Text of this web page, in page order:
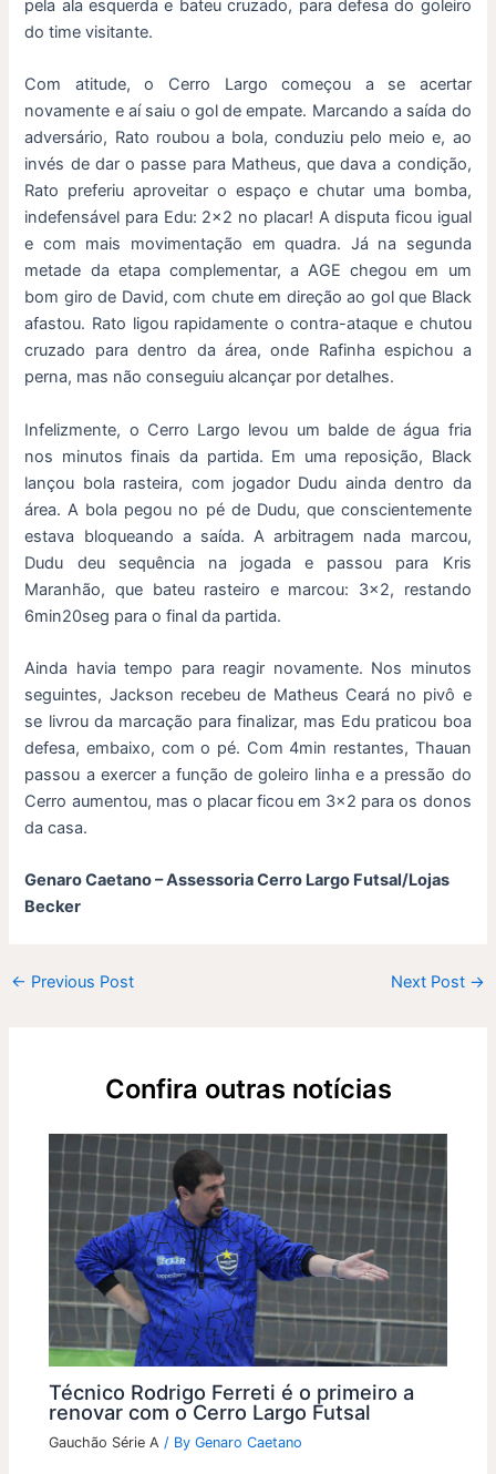
pela ala esquerda e bateu cruzado, para defesa do goleiro
do time visitante.
Com atitude, o Cerro Largo começou a se acertar
novamente e aí saiu o gol de empate. Marcando a saída do
adversário, Rato roubou a bola, conduziu pelo meio e, ao
invés de dar o passe para Matheus, que dava a condição,
Rato preferiu aproveitar o espaço e chutar uma bomba,
indefensável para Edu: 2×2 no placar! A disputa ficou igual
e com mais movimentação em quadra. Já na segunda
metade da etapa complementar, a AGE chegou em um
bom giro de David, com chute em direção ao gol que Black
afastou. Rato ligou rapidamente o contra-ataque e chutou
cruzado para dentro da área, onde Rafinha espichou a
perna, mas não conseguiu alcançar por detalhes.
Infelizmente, o Cerro Largo levou um balde de água fria
nos minutos finais da partida. Em uma reposição, Black
lançou bola rasteira, com jogador Dudu ainda dentro da
área. A bola pegou no pé de Dudu, que conscientemente
estava bloqueando a saída. A arbitragem nada marcou,
Dudu deu sequência na jogada e passou para Kris
Maranhão, que bateu rasteiro e marcou: 3×2, restando
6min20seg para o final da partida.
Ainda havia tempo para reagir novamente. Nos minutos
seguintes, Jackson recebeu de Matheus Ceará no pivô e
se livrou da marcação para finalizar, mas Edu praticou boa
defesa, embaixo, com o pé. Com 4min restantes, Thauan
passou a exercer a função de goleiro linha e a pressão do
Cerro aumentou, mas o placar ficou em 3×2 para os donos
da casa.
Genaro Caetano – Assessoria Cerro Largo Futsal/Lojas
Becker
← Previous Post Next Post →
Confira outras notícias
Técnico Rodrigo Ferreti é o primeiro a
renovar com o Cerro Largo Futsal
Gauchão Série A / ByGenaro Caetano